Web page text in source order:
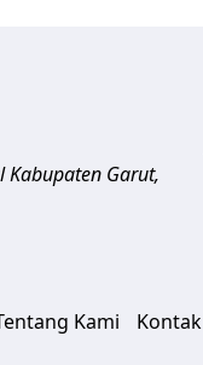
Kabupaten Garut,
Kami Kontak